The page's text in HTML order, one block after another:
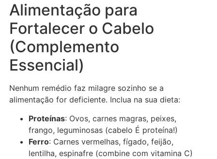
Alimentação para
Fortalecer o Cabelo
(Complemento
Essencial)
Nenhum remédio faz milagre sozinho se a
alimentação for deficiente. Inclua na sua dieta:
Proteínas: Ovos, carnes magras, peixes,
frango, leguminosas (cabelo É proteína!)
Ferro: Carnes vermelhas, fígado, feijão,
lentilha, espinafre (combine com vitamina C)